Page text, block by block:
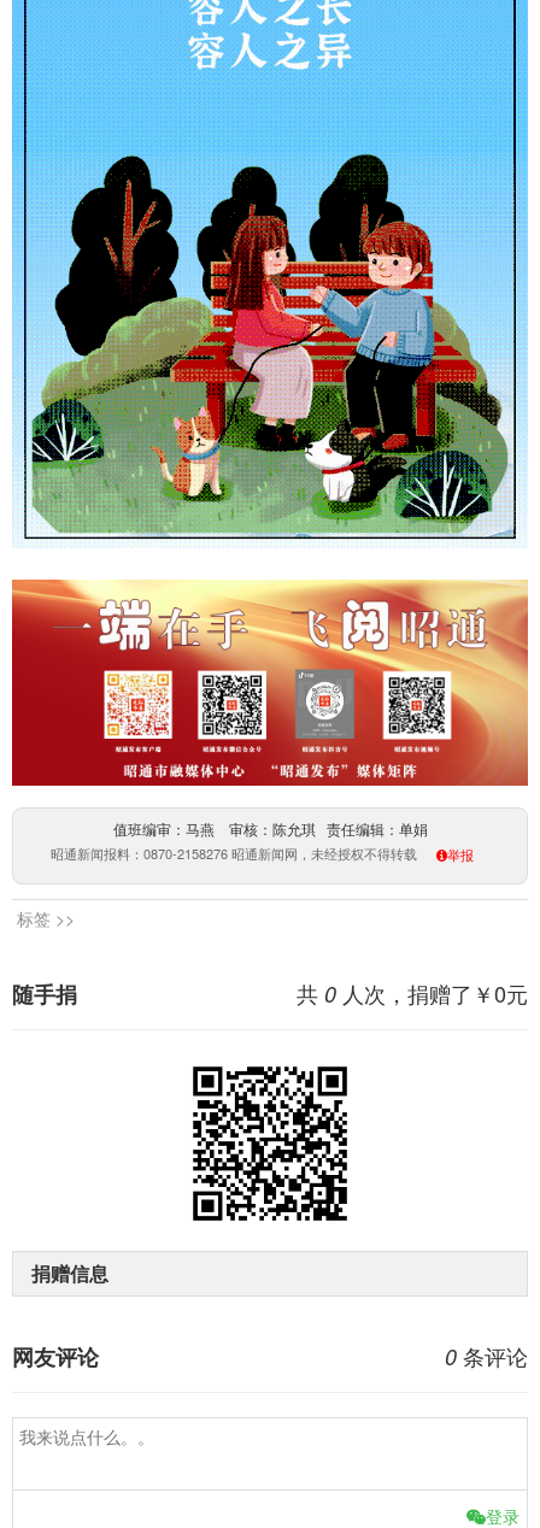
值班编审：马燕 审核：陈允琪 责任编辑：单娟
昭通新闻报料：0870-2158276 昭通新闻网，未经授权不得转载 举报
标签 >>
共 0 人次，捐赠了￥0元
随手捐
捐赠信息
0 条评论
网友评论
登录